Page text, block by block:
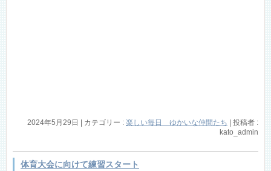
2024年5月29日 カテゴリー : 楽しい毎日 ゆかいな仲間たち
投稿者 :
kato_admin
体育大会に向けて練習スタート